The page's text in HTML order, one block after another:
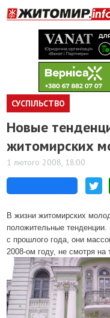
СУСПІЛЬСТВО
Новые
житомирских
1 лютого 2008, 18:00
В жизни житомирских
положительные
с прошлого года, они
2008-ом году, не смотря на